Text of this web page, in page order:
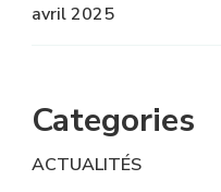
avril 2025
Categories
ACTUALITÉS